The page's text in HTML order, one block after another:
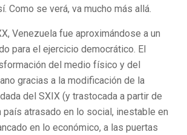
Como se verá, va mucho más allá.
Venezuela fue aproximándose a un
para el ejercicio democrático. El
del medio físico y del
gracias a la modificación de la
del SXIX (y trastocada a partir de
país atrasado en lo social, inestable en
en lo económico, a las puertas